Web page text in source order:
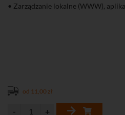
• Zarządzanie lokalne (WWW),
• Tryb Extend – transmisja PoE do
• Funkcja PoE Watchdog
• Metalowa obudowa
ścianie.od 11,00 zł